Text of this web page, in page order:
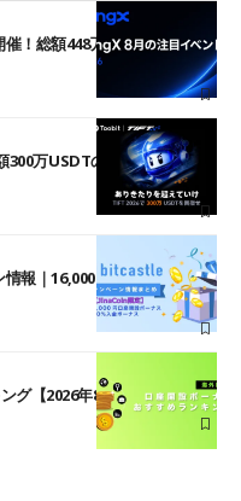
！総額448万USDT超のAIバ
万USDTのレースとして復
報｜16,000円口座開設ボーナ
グ【2026年8月最新】